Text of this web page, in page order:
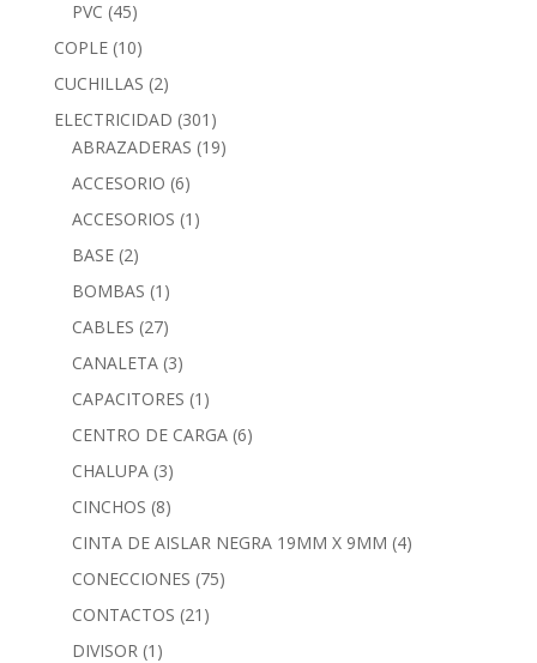
PVC (45)
COPLE (10)
CUCHILLAS (2)
ELECTRICIDAD (301)
ABRAZADERAS (19)
ACCESORIO (6)
ACCESORIOS (1)
BASE (2)
BOMBAS (1)
CABLES (27)
CANALETA (3)
CAPACITORES (1)
CENTRO DE CARGA (6)
CHALUPA (3)
CINCHOS (8)
CINTA DE AISLAR NEGRA 19MM X 9MM (4)
CONECCIONES (75)
CONTACTOS (21)
DIVISOR (1)